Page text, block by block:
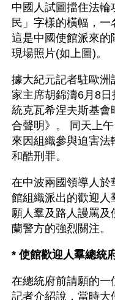
中國人試圖擋住法
民」字樣的橫幅，
這是中國使館派來的
現場照片(如上圖)。
據大紀元記者駐歐洲
家主席胡錦濤6月8
統克瓦希涅夫斯基
合聲明》。 同天上
來因組織參與迫害
和酷刑罪。
在中波兩國領導人於
館組織派出的歡迎
願人羣及路人謾罵
蘭警方的強烈關注。
* 使館歡迎人羣總統
在總統府前請願的一
記者介紹說，當時